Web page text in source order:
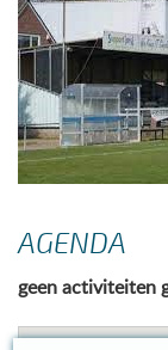
AGENDA
geen activiteiten